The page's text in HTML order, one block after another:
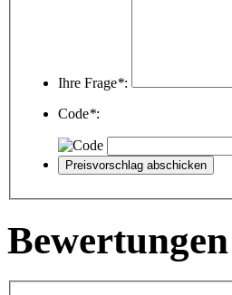
Ihre Frage*:
Code*:
Bewertungen